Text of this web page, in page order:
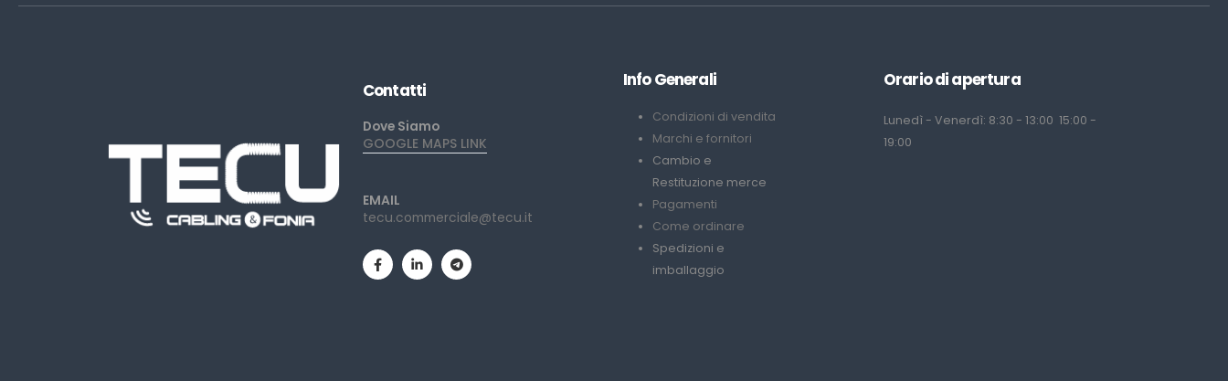
Contatti
Dove Siamo
GOOGLE MAPS LINK
EMAIL
tecu.commerciale@tecu.it
Info Generali
Condizioni di vendita
Marchi e fornitori
Cambio e
Restituzione merce
Pagamenti
Come ordinare
Spedizioni e
imballaggio
Orario di apertura
Lunedì - Venerdì: 8:30 - 13:00 15:00 -
19:00